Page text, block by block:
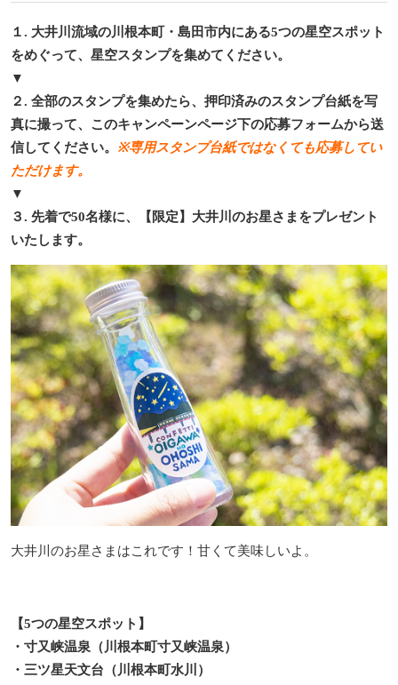
１. 大井川流域の川根本町・島田市内にある5つの星空スポット
をめぐって、星空スタンプを集めてください。
▼
２. 全部のスタンプを集めたら、押印済みのスタンプ台紙を写
真に撮って、このキャンペーンページ下の応募フォームから送
信してください。 ※専用スタンプ台紙ではなくても応募してい
ただけます。
▼
３. 先着で50名様に、【限定】大井川のお星さまをプレゼント
いたします。
大井川のお星さまはこれです！甘くて美味しいよ。
【5つの星空スポット】
・寸又峡温泉（川根本町寸又峡温泉）
・三ツ星天文台（川根本町水川）